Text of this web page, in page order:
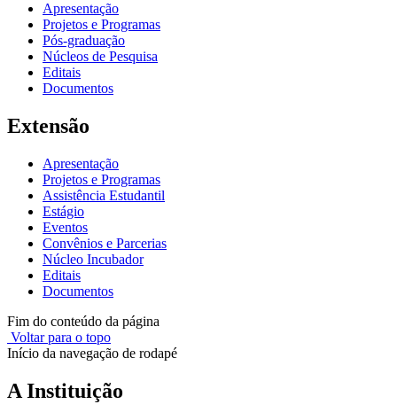
Apresentação
Projetos e Programas
Pós-graduação
Núcleos de Pesquisa
Editais
Documentos
Extensão
Apresentação
Projetos e Programas
Assistência Estudantil
Estágio
Eventos
Convênios e Parcerias
Núcleo Incubador
Editais
Documentos
Fim do conteúdo da página
Voltar para o topo
Início da navegação de rodapé
A Instituição